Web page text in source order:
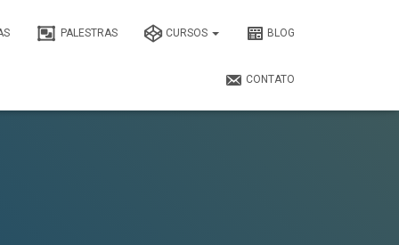
PALESTRAS CURSOS BLOG
CONTATO